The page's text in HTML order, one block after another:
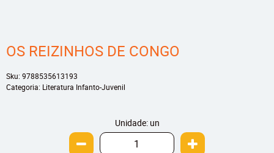
OS REIZINHOS DE CONGO
Sku: 9788535613193
Categoria: Literatura Infanto-Juvenil
Unidade: un